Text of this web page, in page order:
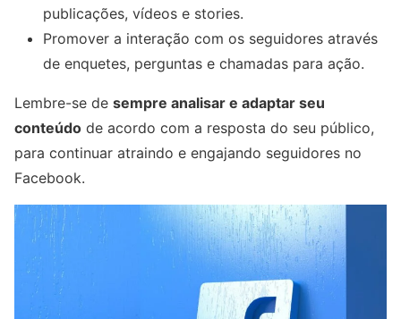
publicações, vídeos e stories.
Promover a interação com os seguidores através
de enquetes, perguntas e chamadas para ação.
Lembre-se de sempre analisar e adaptar seu
conteúdo de acordo com a resposta do seu público,
para continuar atraindo e engajando seguidores no
Facebook.